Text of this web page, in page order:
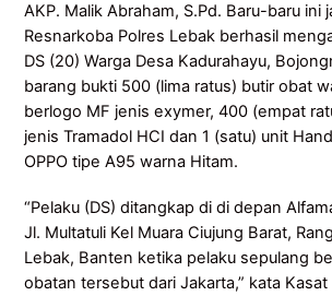
AKP. Malik Abraham, S.Pd. Baru-baru ini
Resnarkoba Polres Lebak berhasil
DS (20) Warga Desa Kadurahayu,
barang bukti 500 (lima ratus) butir obat
berlogo MF jenis exymer, 400 (empat
jenis Tramadol HCI dan 1 (satu) unit
OPPO tipe A95 warna Hitam.
“Pelaku (DS) ditangkap di di depan
Jl. Multatuli Kel Muara Ciujung Barat,
Lebak, Banten ketika pelaku sepulang
obatan tersebut dari Jakarta,” kata